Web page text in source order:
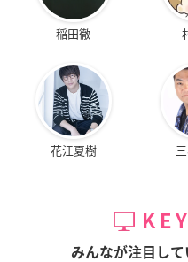
稲田徹
花江夏樹
みんなが注目し